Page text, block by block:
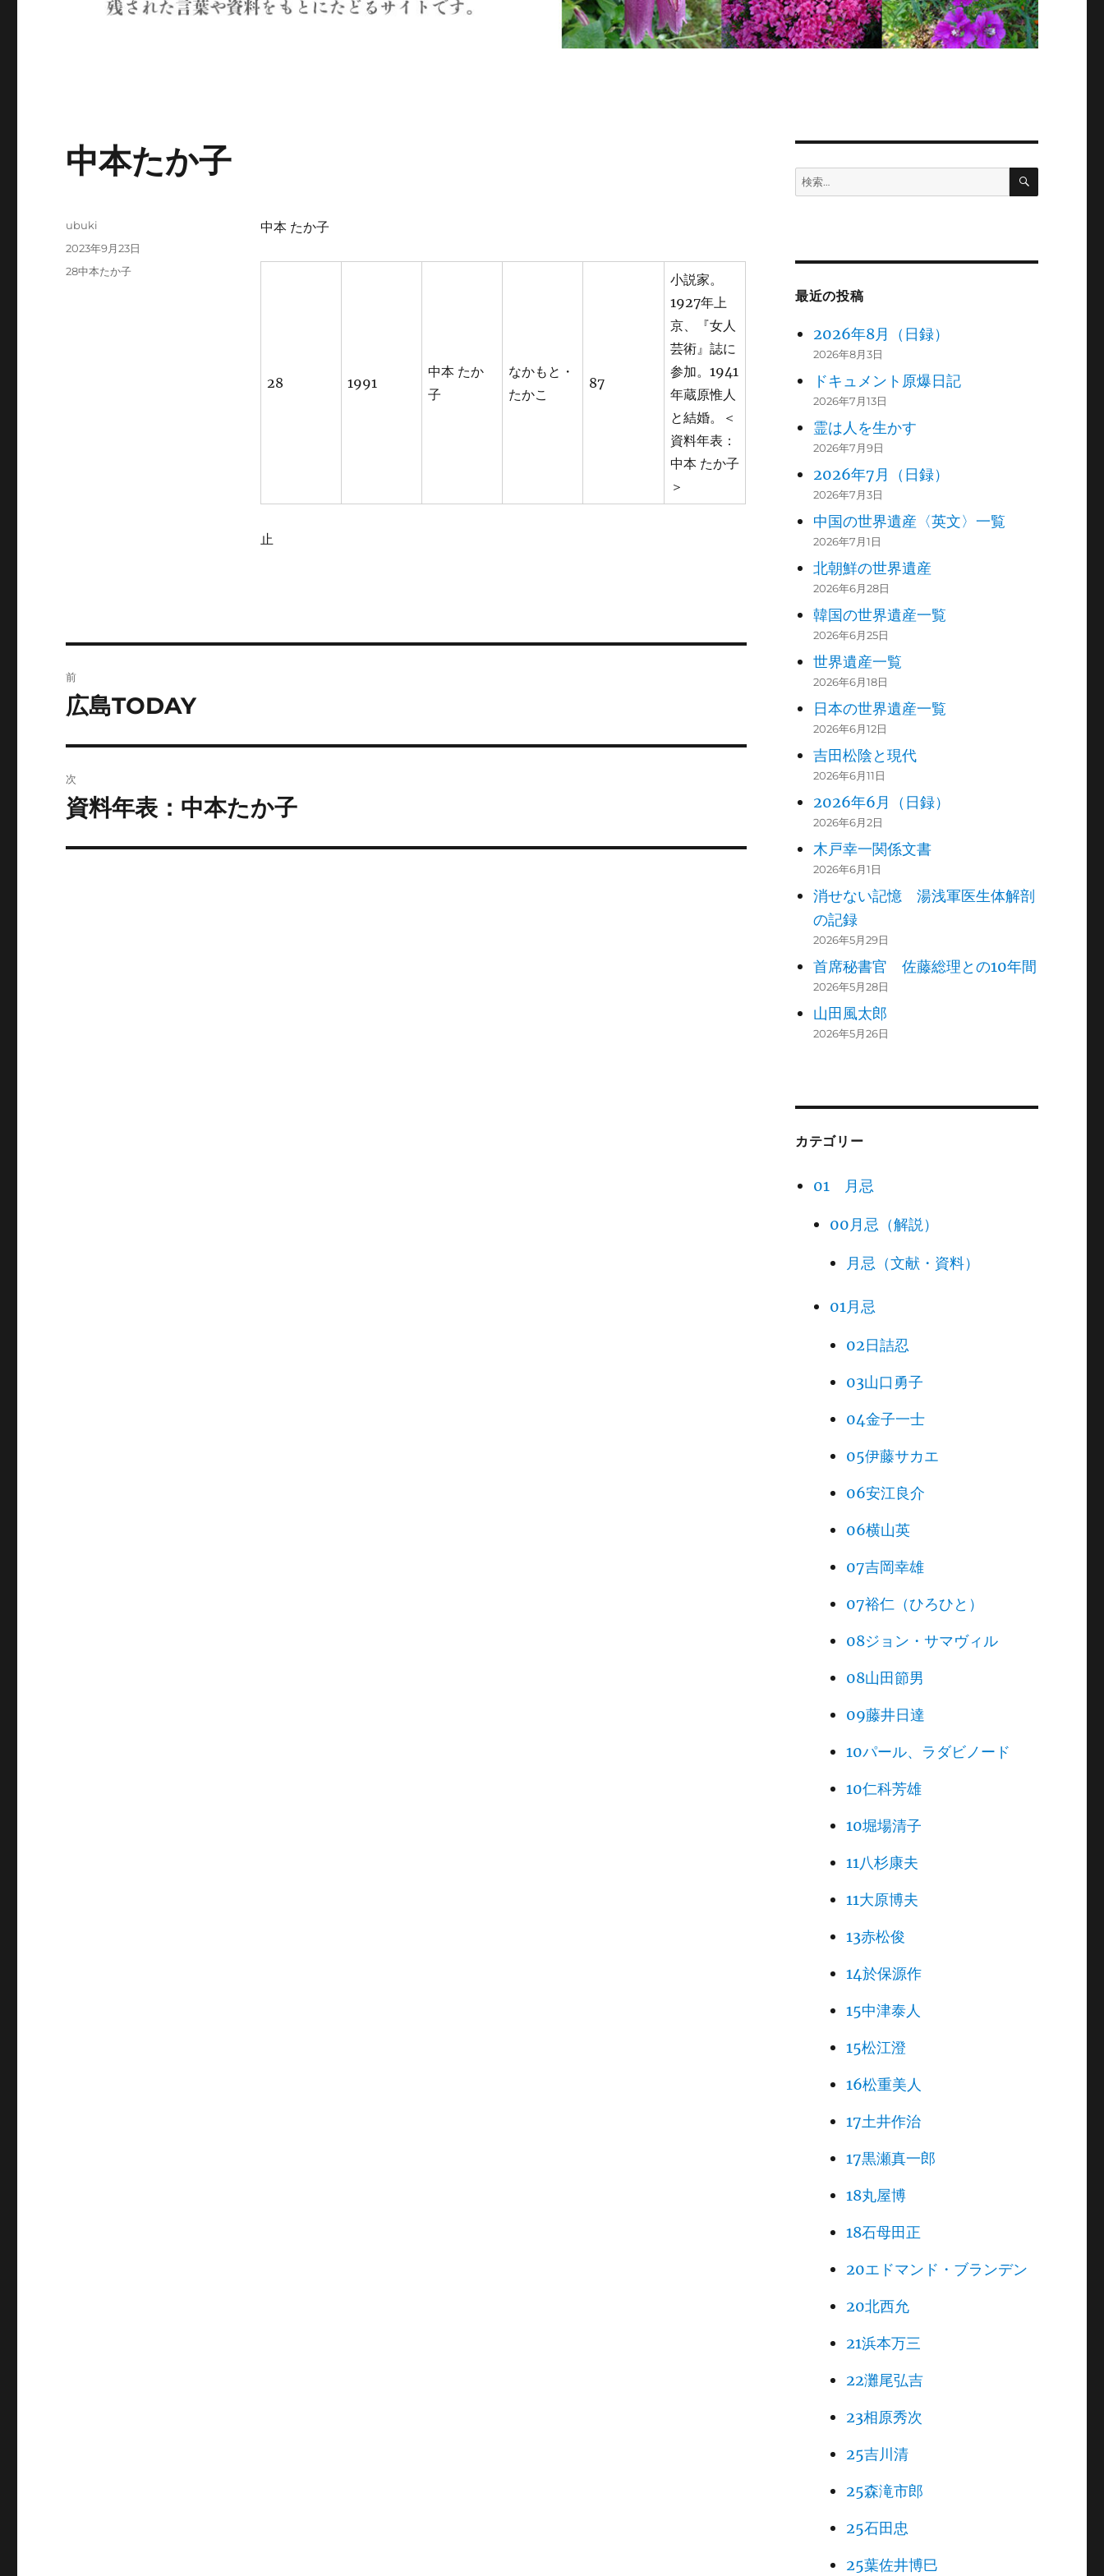
中本たか子
中本 たか子
28 1991
中本 たか
子
なかもと・
たかこ
87
小説家。
1927年上
京、『女人
芸術』誌に
参加。1941
年蔵原惟人
と結婚。＜
資料年表：
中本 たか子
＞
止
投
ubuki
投
2023年9月23日
カ
28中本たか子
稿
ゲ
前
前
投
稿:
広島TODAY
次
次
投
資料年表：中本たか子
検
索:
検
最近の投稿
2026年8月（日録）
2026年8月3日
ドキュメント原爆日記
2026年7月13日
霊は人を生かす
2026年7月9日
2026年7月（日録）
2026年7月3日
中国の世界遺産〈英文〉一覧
2026年7月1日
北朝鮮の世界遺産
2026年6月28日
韓国の世界遺産一覧
2026年6月25日
世界遺産一覧
2026年6月18日
日本の世界遺産一覧
2026年6月12日
吉田松陰と現代
2026年6月11日
2026年6月（日録）
2026年6月2日
木戸幸一関係文書
2026年6月1日
消せない記憶 湯浅軍医生体解剖
の記録
2026年5月29日
首席秘書官 佐藤総理との10年間
2026年5月28日
山田風太郎
2026年5月26日
カテゴリー
01 月忌
00月忌（解説）
月忌（文献・資料）
01月忌
02日詰忍
03山口勇子
04金子一士
05伊藤サカエ
06安江良介
06横山英
07吉岡幸雄
07裕仁（ひろひと）
08ジョン・サマヴィル
08山田節男
09藤井日達
10パール、ラダビノード
10仁科芳雄
10堀場清子
11八杉康夫
11大原博夫
13赤松俊
14於保源作
15中津泰人
15松江澄
16松重美人
17土井作治
17黒瀬真一郎
18丸屋博
18石母田正
20エドマンド・ブランデン
20北西允
21浜本万三
22灘尾弘吉
23相原秀次
25吉川清
25森滝市郎
25石田忠
25葉佐井博巳